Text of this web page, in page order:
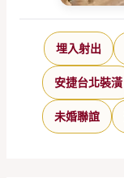
埋入射出
安捷台北裝潢
未婚聯誼